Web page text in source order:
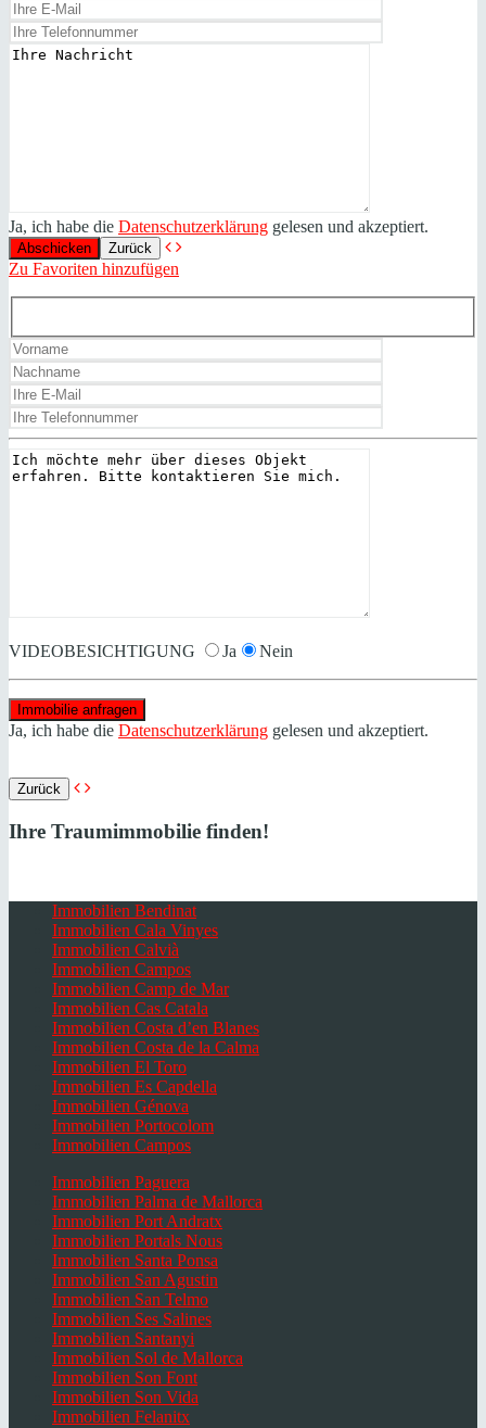
Ja, ich habe die Datenschutzerklärung gelesen und akzeptiert.
Zurück
Zu Favoriten hinzufügen
VIDEOBESICHTIGUNG Ja Nein
Ja, ich habe die Datenschutzerklärung gelesen und akzeptiert.
Zurück
Ihre Traumimmobilie finden!
Immobilien Bendinat
Immobilien Cala Vinyes
Immobilien Calvià
Immobilien Campos
Immobilien Camp de Mar
Immobilien Cas Catala
Immobilien Costa d’en Blanes
Immobilien Costa de la Calma
Immobilien El Toro
Immobilien Es Capdella
Immobilien Génova
Immobilien Portocolom
Immobilien Campos
Immobilien Paguera
Immobilien Palma de Mallorca
Immobilien Port Andratx
Immobilien Portals Nous
Immobilien Santa Ponsa
Immobilien San Agustin
Immobilien San Telmo
Immobilien Ses Salines
Immobilien Santanyi
Immobilien Sol de Mallorca
Immobilien Son Font
Immobilien Son Vida
Immobilien Felanitx